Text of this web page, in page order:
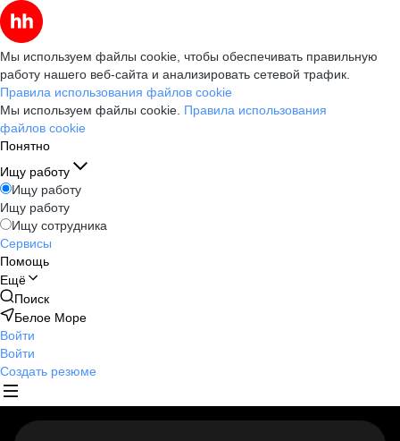
Мы используем файлы cookie, чтобы обеспечивать правильную
работу нашего веб-сайта и анализировать сетевой трафик.
Правила использования файлов cookie
Мы используем файлы cookie. Правила использования
файлов cookie
Понятно
Ищу работу
Ищу работу
Ищу работу
Ищу сотрудника
Сервисы
Помощь
Ещё
Поиск
Белое Море
Войти
Войти
Создать резюме